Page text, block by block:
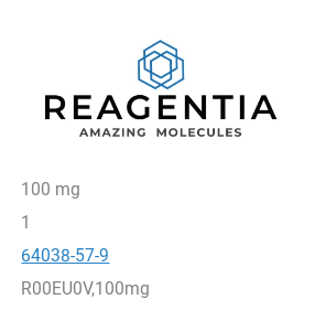
100 mg
1
64038-57-9
R00EU0V,100mg